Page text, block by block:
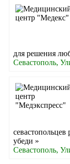
для решения
Севастополь,
убеди »
Севастополь,